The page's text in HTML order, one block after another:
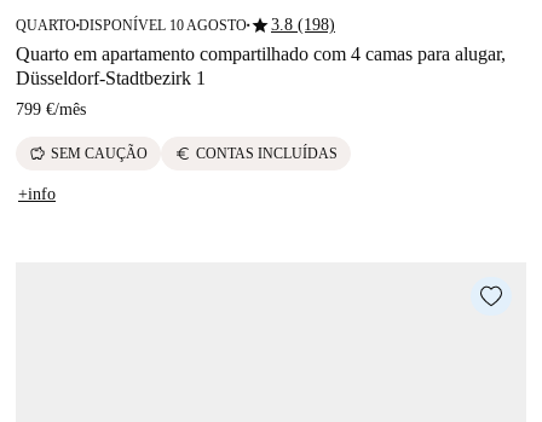
QUARTO■DISPONÍVEL 10 AGOSTO■star3.8 (198)
Quarto em apartamento compartilhado com 4 camas para alugar,
Düsseldorf-Stadtbezirk 1
799 €/mês
savings SEM CAUÇÃO euro CONTAS INCLUÍDAS
+info